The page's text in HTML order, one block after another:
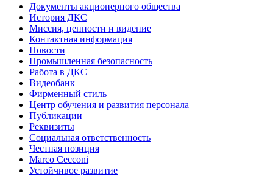
Документы акционерного общества
История ДКС
Миссия, ценности и видение
Контактная информация
Новости
Промышленная безопасность
Работа в ДКС
Видеобанк
Фирменный стиль
Центр обучения и развития персонала
Публикации
Реквизиты
Социальная ответственность
Честная позиция
Marco Cecconi
Устойчивое развитие